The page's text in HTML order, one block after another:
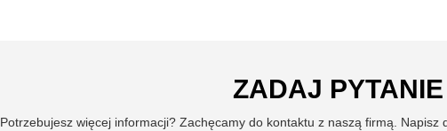
ZADAJ PYTANIE
Potrzebujesz więcej informacji? Zachęcamy do kontaktu z naszą firmą. Napisz